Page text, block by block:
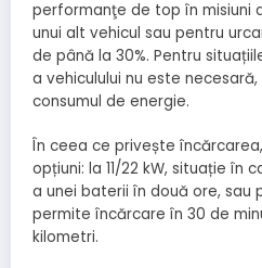
performanţe de top în misiuni
unui alt vehicul sau pentru
de până la 30%. Pentru
a vehiculului nu este
consumul de energie.
În ceea ce privește
opțiuni: la 11/22 kW, situație în
a unei baterii în două ore, sau
permite încărcare în 30 de
kilometri.